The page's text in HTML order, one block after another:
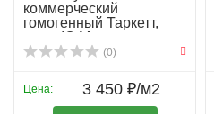
коммерческий
гомогенный Таркетт,
колл. IQ Mega...
(0)
Цена: 3 450 ₽/м2